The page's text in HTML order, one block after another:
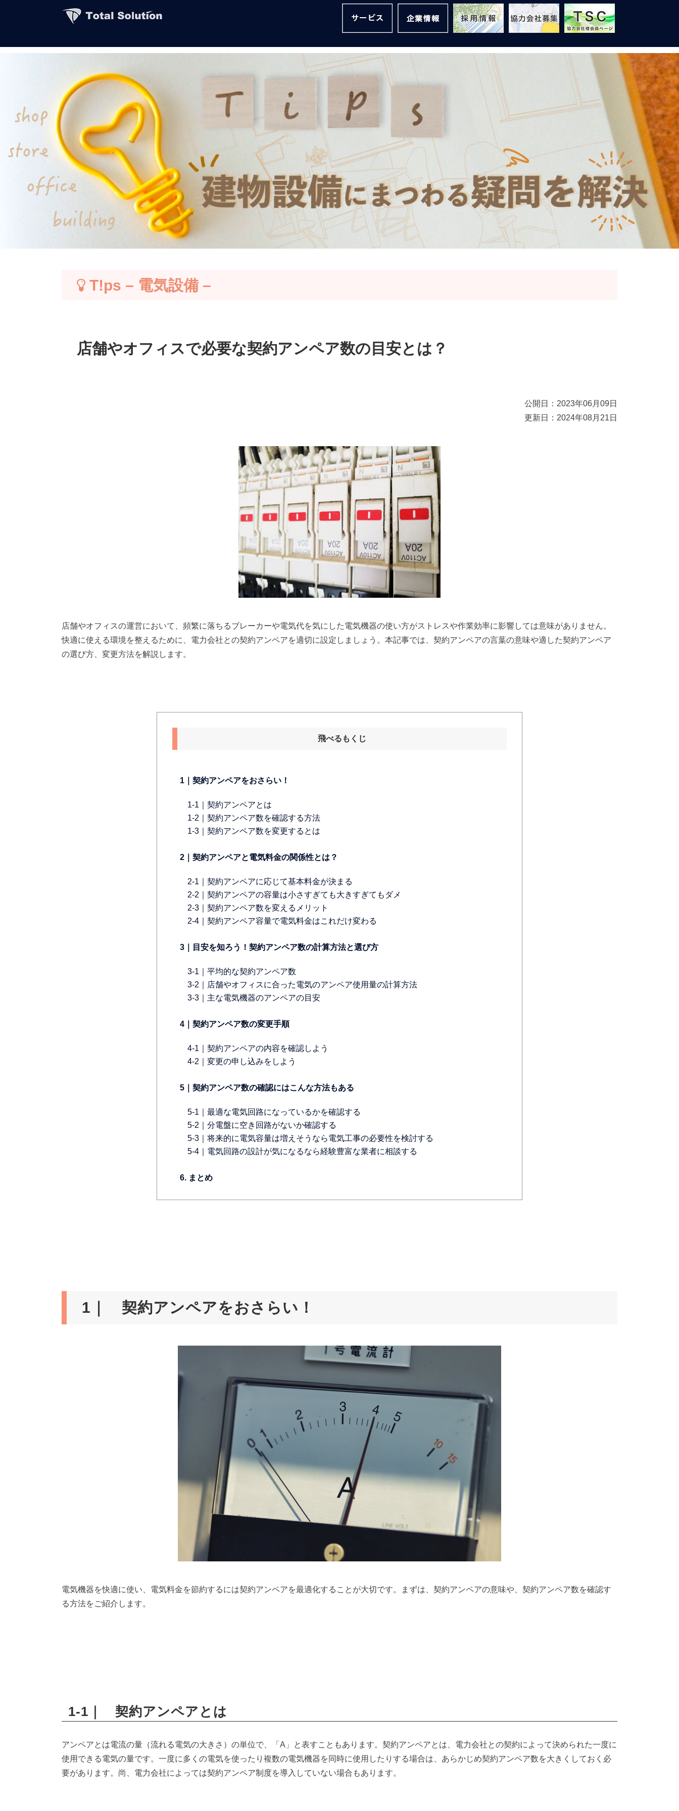
T!ps – 電気設備 –
店舗やオフィスで必要な契約アンペア数の目安とは？
公開日：2023年06月09日
更新日：2024年08月21日
店舗やオフィスの運営において、頻繁に落ちるブレーカーや電気代を気にした電気機器の使い方がストレスや作業効率に影響しては意味がありません。
快適に使える環境を整えるために、電力会社との契約アンペアを適切に設定しましょう。本記事では、契約アンペアの言葉の意味や適した契約アンペア
の選び方、変更方法を解説します。
飛べるもくじ
1｜契約アンペアをおさらい！
1-1｜契約アンペアとは
1-2｜契約アンペア数を確認する方法
1-3｜契約アンペア数を変更するとは
2｜契約アンペアと電気料金の関係性とは？
2-1｜契約アンペアに応じて基本料金が決まる
2-2｜契約アンペアの容量は小さすぎても大きすぎてもダメ
2-3｜契約アンペア数を変えるメリット
2-4｜契約アンペア容量で電気料金はこれだけ変わる
3｜目安を知ろう！契約アンペア数の計算方法と選び方
3-1｜平均的な契約アンペア数
3-2｜店舗やオフィスに合った電気のアンペア使用量の計算方法
3-3｜主な電気機器のアンペアの目安
4｜契約アンペア数の変更手順
4-1｜契約アンペアの内容を確認しよう
4-2｜変更の申し込みをしよう
5｜契約アンペア数の確認にはこんな方法もある
5-1｜最適な電気回路になっているかを確認する
5-2｜分電盤に空き回路がないか確認する
5-3｜将来的に電気容量は増えそうなら電気工事の必要性を検討する
5-4｜電気回路の設計が気になるなら経験豊富な業者に相談する
6. まとめ
1｜ 契約アンペアをおさらい！
電気機器を快適に使い、電気料金を節約するには契約アンペアを最適化することが大切です。まずは、契約アンペアの意味や、契約アンペア数を確認す
る方法をご紹介します。
1-1｜ 契約アンペアとは
アンペアとは電流の量（流れる電気の大きさ）の単位で、「A」と表すこともあります。契約アンペアとは、電力会社との契約によって決められた一度に
使用できる電気の量です。一度に多くの電気を使ったり複数の電気機器を同時に使用したりする場合は、あらかじめ契約アンペア数を大きくしておく必
要があります。尚、電力会社によっては契約アンペア制度を導入していない場合もあります。